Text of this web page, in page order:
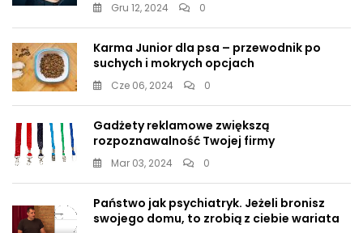
Gru 12, 2024 0
Karma Junior dla psa – przewodnik po
suchych i mokrych opcjach
Cze 06, 2024 0
Gadżety reklamowe zwiększą
rozpoznawalność Twojej firmy
Mar 03, 2024 0
Państwo jak psychiatryk. Jeżeli bronisz
swojego domu, to zrobią z ciebie wariata